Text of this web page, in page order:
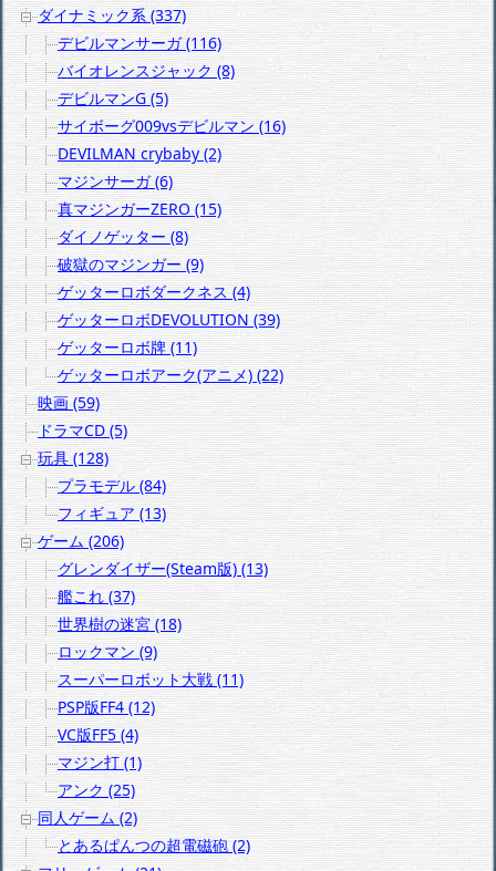
ダイナミック系 (337)
デビルマンサーガ (116)
バイオレンスジャック (8)
デビルマンG (5)
サイボーグ009vsデビルマン (16)
DEVILMAN crybaby (2)
マジンサーガ (6)
真マジンガーZERO (15)
ダイノゲッター (8)
破獄のマジンガー (9)
ゲッターロボダークネス (4)
ゲッターロボDEVOLUTION (39)
ゲッターロボ牌 (11)
ゲッターロボアーク(アニメ) (22)
映画 (59)
ドラマCD (5)
玩具 (128)
プラモデル (84)
フィギュア (13)
ゲーム (206)
グレンダイザー(Steam版) (13)
艦これ (37)
世界樹の迷宮 (18)
ロックマン (9)
スーパーロボット大戦 (11)
PSP版FF4 (12)
VC版FF5 (4)
マジン打 (1)
アンク (25)
同人ゲーム (2)
とあるぱんつの超電磁砲 (2)